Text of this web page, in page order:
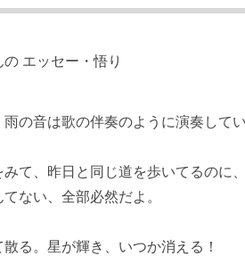
の音は歌の伴奏のように演奏して
みて、昨日と同じ道を歩いてるのに
ない、全部必然だよ。
る。星が輝き、いつか消える！